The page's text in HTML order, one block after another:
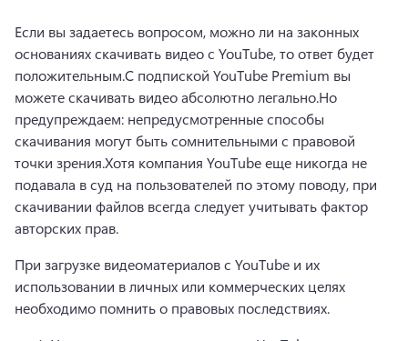
Если вы задаетесь вопросом, можно ли на законных
основаниях скачивать видео с YouTube, то ответ будет
положительным.С подпиской YouTube Premium вы
можете скачивать видео абсолютно легально.Но
предупреждаем: непредусмотренные способы
скачивания могут быть сомнительными с правовой
точки зрения.Хотя компания YouTube еще никогда не
подавала в суд на пользователей по этому поводу, при
скачивании файлов всегда следует учитывать фактор
авторских прав.
При загрузке видеоматериалов с YouTube и их
использовании в личных или коммерческих целях
необходимо помнить о правовых последствиях.